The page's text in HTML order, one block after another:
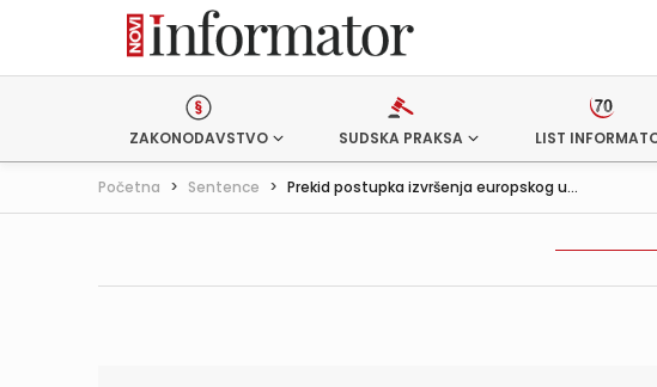
ZAKONODAVSTVO SUDSKA PRAKSA LIST
Početna > Sentence > Prekid postupka izvršenja europskog u...